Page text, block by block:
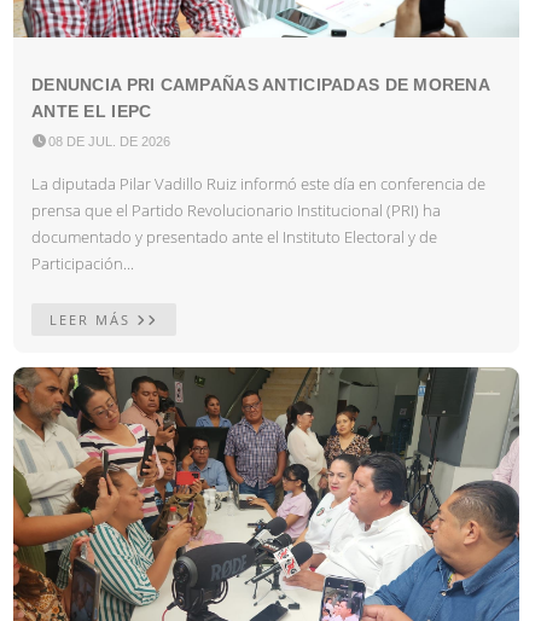
DENUNCIA PRI CAMPAÑAS ANTICIPADAS DE MORENA
ANTE EL IEPC
08 DE JUL. DE 2026
La diputada Pilar Vadillo Ruiz informó este día en conferencia de
prensa que el Partido Revolucionario Institucional (PRI) ha
documentado y presentado ante el Instituto Electoral y de
Participación...
LEER MÁS